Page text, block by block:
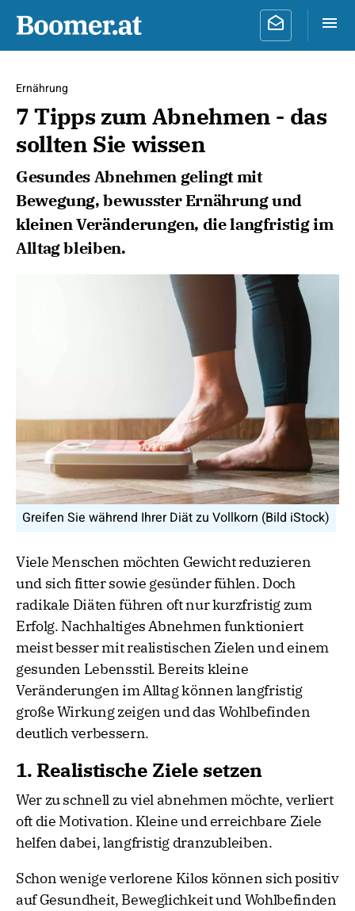
Ernährung
7 Tipps zum Abnehmen - das
sollten Sie wissen
Gesundes Abnehmen gelingt mit
Bewegung, bewusster Ernährung und
kleinen Veränderungen, die langfristig im
Alltag bleiben.
Greifen Sie während Ihrer Diät zu Vollkorn (Bild iStock)
Viele Menschen möchten Gewicht reduzieren
und sich fitter sowie gesünder fühlen. Doch
radikale Diäten führen oft nur kurzfristig zum
Erfolg. Nachhaltiges Abnehmen funktioniert
meist besser mit realistischen Zielen und einem
gesunden Lebensstil. Bereits kleine
Veränderungen im Alltag können langfristig
große Wirkung zeigen und das Wohlbefinden
deutlich verbessern.
1. Realistische Ziele setzen
Wer zu schnell zu viel abnehmen möchte, verliert
oft die Motivation. Kleine und erreichbare Ziele
helfen dabei, langfristig dranzubleiben.
Schon wenige verlorene Kilos können sich positiv
auf Gesundheit, Beweglichkeit und Wohlbefinden